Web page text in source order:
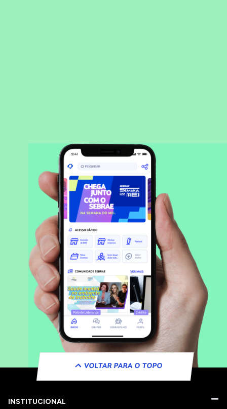
VOLTAR PARA O TOPO
INSTITUCIONAL